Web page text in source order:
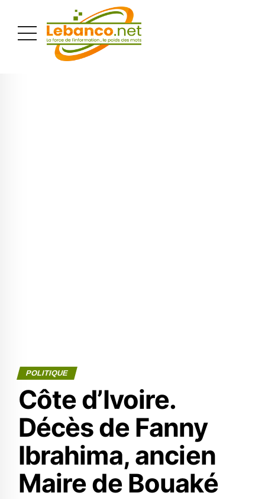
POLITIQUE
Côte d’Ivoire.
Décès de Fanny
Ibrahima, ancien
Maire de Bouaké